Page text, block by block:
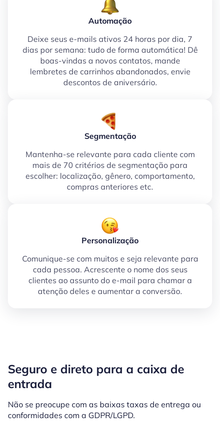
Automação
Deixe seus e-mails ativos 24 horas por dia, 7
dias por semana: tudo de forma automática! Dê
boas-vindas a novos contatos, mande
lembretes de carrinhos abandonados, envie
descontos de aniversário.
Segmentação
Mantenha-se relevante para cada cliente com
mais de 70 critérios de segmentação para
escolher: localização, gênero, comportamento,
compras anteriores etc.
Personalização
Comunique-se com muitos e seja relevante para
cada pessoa. Acrescente o nome dos seus
clientes ao assunto do e-mail para chamar a
atenção deles e aumentar a conversão.
Seguro e direto para a caixa de
entrada
Não se preocupe com as baixas taxas de entrega ou
conformidades com a GDPR/LGPD.